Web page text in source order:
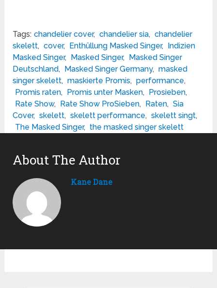
Tags: chandelier cover, chandelier sia, chandelier
skelett, cover, Enthüllung Masked Singer, Indizien
Masked Singer, Masked Singer, Masked Singer
Deutschland, Masked Singer Germany, masked
singer skelett, maskierte Promis, performance,
Promis raten, Promis unter Masken, Prosieben,
Rate Show, Rate Show ProSieben, Raten, Sia
Cover, skelett, skelett performance, skelett singt,
The Masked Singer, the masked singer skelett
About The Author
Kane Dane